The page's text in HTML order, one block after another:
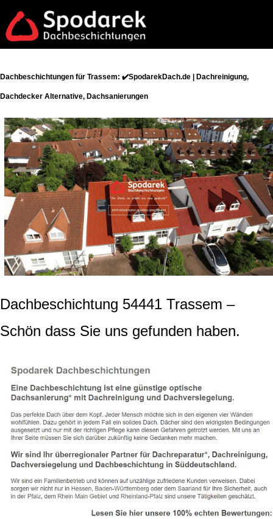
Dachbeschichtungen für Trassem: ✔️SpodarekDach.de | Dachreinigung,
Dachdecker Alternative, Dachsanierungen
Dachbeschichtung 54441 Trassem –
Schön dass Sie uns gefunden haben.